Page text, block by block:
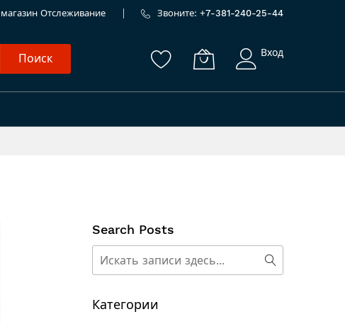
Отслеживание Звоните: +7-381-240-25-44
Поиск Вход
Search Posts
Поиск
Категории